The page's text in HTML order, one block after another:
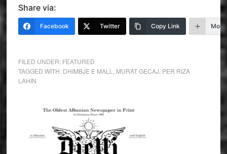
Share via:
Facebook Twitter Copy Link More
FILED UNDER: FEATURED
TAGGED WITH: DHIMBJE E MALL MURAT GECAJ PER RIZA
LAHIN